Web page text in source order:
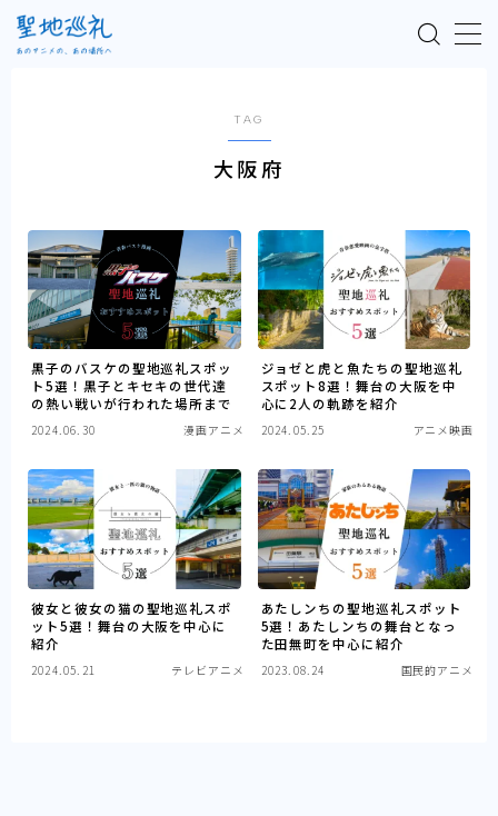
漫画アニメ
アニメ映画
テレビアニメ
国民的アニメ
TAG
大阪府
黒子のバスケの聖地巡礼スポッ
ト5選！黒子とキセキの世代達
の熱い戦いが行われた場所まで
2024.06.30 漫画アニメ
ジョゼと虎と魚たちの聖地巡礼
スポット8選！舞台の大阪を中
心に2人の軌跡を紹介
2024.05.25 アニメ映画
彼女と彼女の猫の聖地巡礼スポ
ット5選！舞台の大阪を中心に
紹介
2024.05.21 テレビアニメ
あたしンちの聖地巡礼スポット
5選！あたしンちの舞台となっ
た田無町を中心に紹介
2023.08.24 国民的アニメ